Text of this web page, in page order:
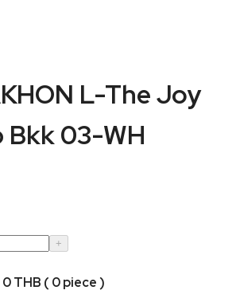
L-The Joy
Bkk 03-WH
+
0 THB ( 0 piece )